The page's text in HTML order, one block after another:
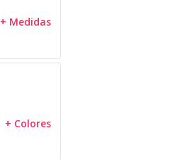
+ Medidas
+ Colores